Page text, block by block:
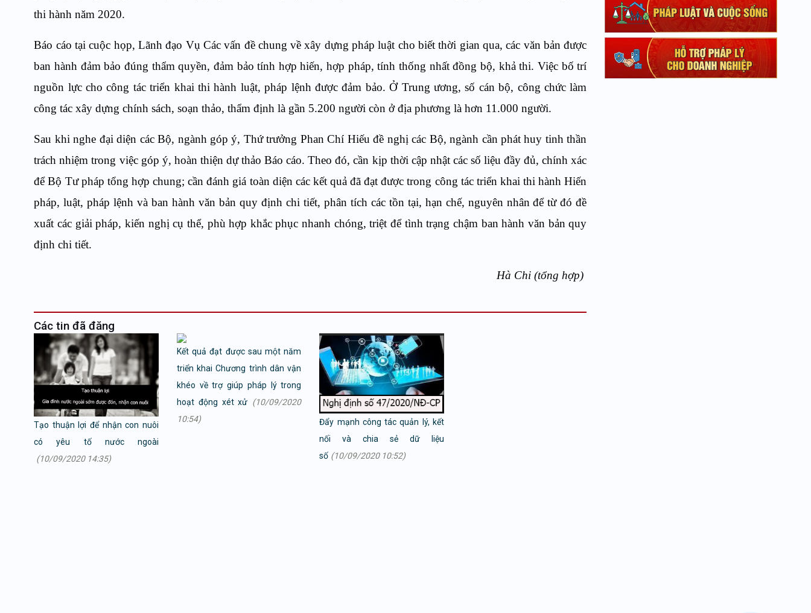
thi hành năm 2020.
Báo cáo tại cuộc họp, Lãnh đạo Vụ Các vấn đề chung về xây dựng pháp luật cho biết thời gian qua, các văn bản được
ban hành đảm bảo đúng thẩm quyền, đảm bảo tính hợp hiến, hợp pháp, tính thống nhất đồng bộ, khả thi. Việc bố trí
nguồn lực cho công tác triển khai thi hành luật, pháp lệnh được đảm bảo. Ở Trung ương, số cán bộ, công chức làm
công tác xây dựng chính sách, soạn thảo, thẩm định là gần 5.200 người còn ở địa phương là hơn 11.000 người.
Sau khi nghe đại diện các Bộ, ngành góp ý, Thứ trưởng Phan Chí Hiếu đề nghị các Bộ, ngành cần phát huy tinh thần
trách nhiệm trong việc góp ý, hoàn thiện dự thảo Báo cáo. Theo đó, cần kịp thời cập nhật các số liệu đầy đủ, chính xác
để Bộ Tư pháp tổng hợp chung; cần đánh giá toàn diện các kết quả đã đạt được trong công tác triển khai thi hành Hiến
pháp, luật, pháp lệnh và ban hành văn bản quy định chi tiết, phân tích các tồn tại, hạn chế, nguyên nhân để từ đó đề
xuất các giải pháp, kiến nghị cụ thể, phù hợp khắc phục nhanh chóng, triệt để tình trạng chậm ban hành văn bản quy
định chi tiết.
Hà Chi (tổng hợp)
Các tin đã đăng
Tạo thuận lợi để nhận con nuôi
có yêu tố nước ngoài
(10/09/2020 14:35)
Kết quả đạt được sau một năm
triển khai Chương trình dân vận
khéo về trợ giúp pháp lý trong
hoạt động xét xử (10/09/2020
10:54)
Đẩy mạnh công tác quản lý, kết
nối và chia sẻ dữ liệu
số (10/09/2020 10:52)